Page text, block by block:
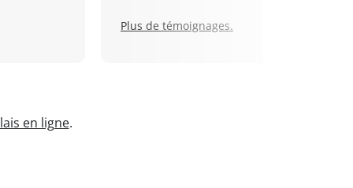
Plus de témoignages.
en ligne.